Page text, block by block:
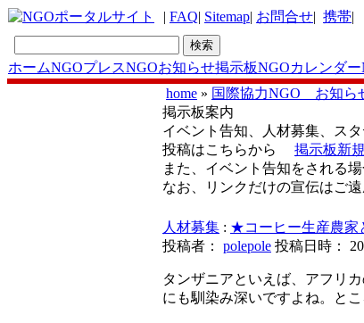
| FAQ| Sitemap| お問合せ| 携帯|
ホームNGOプレスNGOお知らせ掲示板NGOカレンダー
home » 国際協力NGO お知ら
掲示板案内
イベント告知、人材募集、ス
投稿はこちらから 掲示板新
また、イベント告知をされる
なお、リンクだけの宣伝はご遠
人材募集 : ★コーヒー生産農家
投稿者： polepole 投稿日時：
タンザニアといえば、アフリ
にも馴染み深いですよね。と